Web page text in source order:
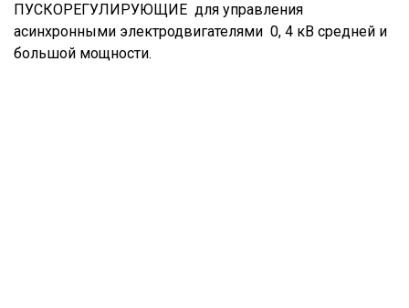
ПУСКОРЕГУЛИРУЮЩИЕ для управления
асинхронными электродвигателями 0, 4 кВ средней и
большой мощности.